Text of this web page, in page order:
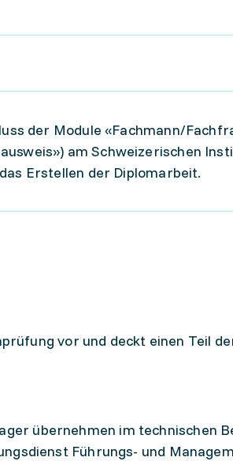
der Module «Fachmann/
am Schweizerischen
Erstellen der Diplomarbeit.
vor und deckt einen Teil
übernehmen im technischen
Führungs- und